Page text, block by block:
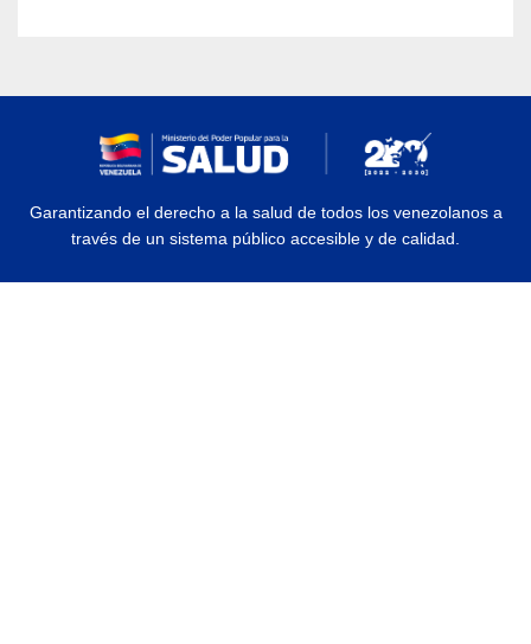
Garantizando el derecho a la salud de todos los venezolanos a
través de un sistema público accesible y de calidad.